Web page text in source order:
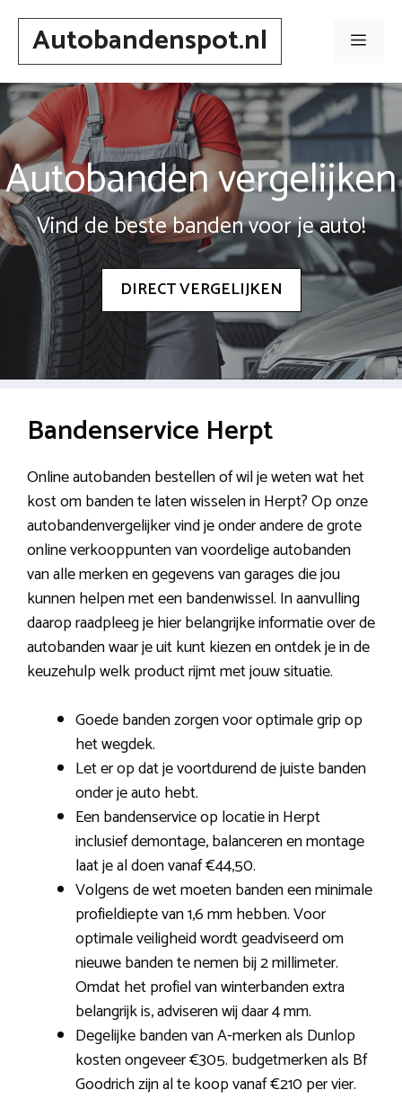
Spring
inhoudAutobandenspot.nl Menu
Autobanden vergelijken
Vind de beste banden voor je auto!
DIRECT VERGELIJKEN
Bandenservice Herpt
Online autobanden bestellen of wil je weten wat het
kost om banden te laten wisselen in Herpt? Op onze
autobandenvergelijker vind je onder andere de grote
online verkooppunten van voordelige autobanden
van alle merken en gegevens van garages die jou
kunnen helpen met een bandenwissel. In aanvulling
daarop raadpleeg je hier belangrijke informatie over de
autobanden waar je uit kunt kiezen en ontdek je in de
keuzehulp welk product rijmt met jouw situatie.
Goede banden zorgen voor optimale grip op
het wegdek.
Let er op dat je voortdurend de juiste banden
onder je auto hebt.
Een bandenservice op locatie in Herpt
inclusief demontage, balanceren en montage
laat je al doen vanaf €44,50.
Volgens de wet moeten banden een minimale
profieldiepte van 1,6 mm hebben. Voor
optimale veiligheid wordt geadviseerd om
nieuwe banden te nemen bij 2 millimeter.
Omdat het profiel van winterbanden extra
belangrijk is, adviseren wij daar 4 mm.
Degelijke banden van A-merken als Dunlop
kosten ongeveer €305. budgetmerken als Bf
Goodrich zijn al te koop vanaf €210 per vier.